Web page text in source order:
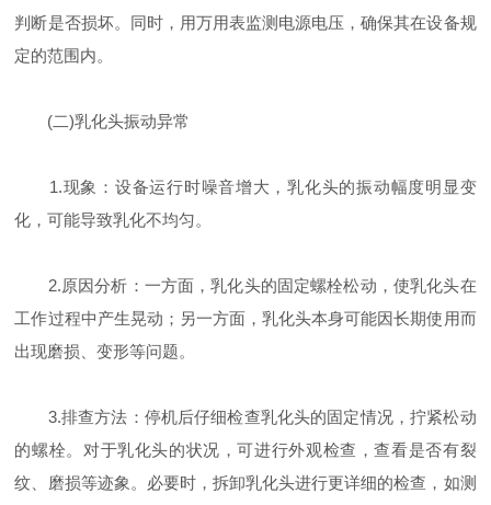
判断是否损坏。同时，用万用表监测电源电压，确保其在设备规
定的范围内。
(二)乳化头振动异常
1.现象：设备运行时噪音增大，乳化头的振动幅度明显变
化，可能导致乳化不均匀。
2.原因分析：一方面，乳化头的固定螺栓松动，使乳化头在
工作过程中产生晃动；另一方面，乳化头本身可能因长期使用而
出现磨损、变形等问题。
3.排查方法：停机后仔细检查乳化头的固定情况，拧紧松动
的螺栓。对于乳化头的状况，可进行外观检查，查看是否有裂
纹、磨损等迹象。必要时，拆卸乳化头进行更详细的检查，如测